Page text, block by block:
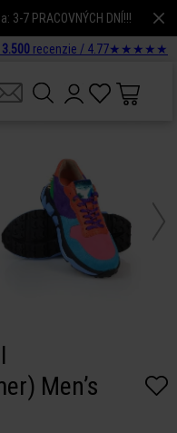
3-7 PRACOVNÝCH DNÍ!!!
recenzie / 4.77★ ★ ★ ★ ★
Men’s